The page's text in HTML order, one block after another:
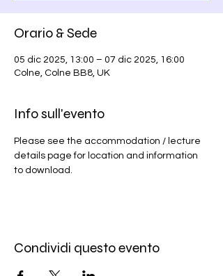
Orario & Sede
05 dic 2025, 13:00 – 07 dic 2025, 16:00
Colne, Colne BB8, UK
Info sull'evento
Please see the accommodation / lecture
details page for location and information
to download.
Condividi questo evento